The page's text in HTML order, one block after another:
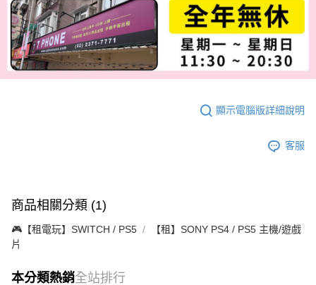
顯示電腦版詳細說明
客服
商品相關分類 (1)
🎮【租電玩】SWITCH / PS5
【租】SONY PS4 / PS5 主機/遊戲
片
本分類熱銷全站排行